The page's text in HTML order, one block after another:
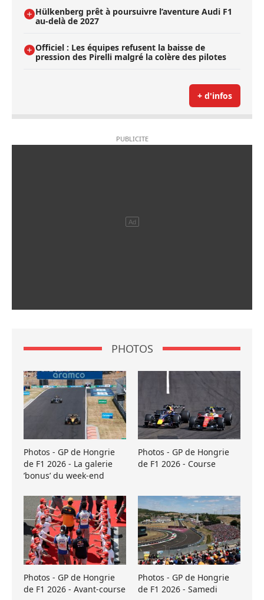
Hülkenberg prêt à poursuivre l’aventure Audi F1
au-delà de 2027
Officiel : Les équipes refusent la baisse de
pression des Pirelli malgré la colère des pilotes
+ d'infos
PHOTOS
Photos - GP de Hongrie
de F1 2026 - La galerie
’bonus’ du week-end
Photos - GP de Hongrie
de F1 2026 - Course
Photos - GP de Hongrie
de F1 2026 - Avant-course
Photos - GP de Hongrie
de F1 2026 - Samedi